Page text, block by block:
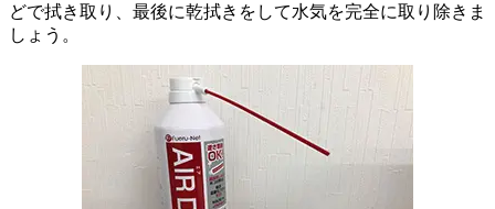
どで拭き取り、最後に乾拭きをして水気を完全に取り除きま
しょう。